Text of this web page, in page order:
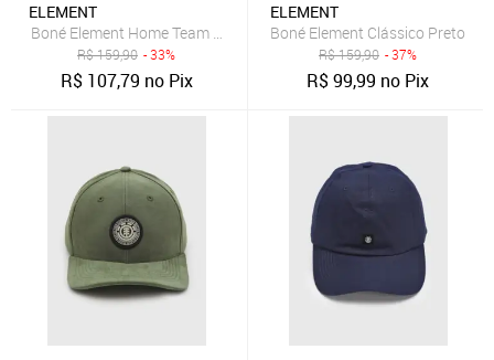
ELEMENT
Boné Element Home Team Aba Reta Marrom
R$159,90 - 33%
R$ 107,79 no Pix
ELEMENT
Boné Element Clássico Preto
R$159,90 - 37%
R$99,99 no Pix